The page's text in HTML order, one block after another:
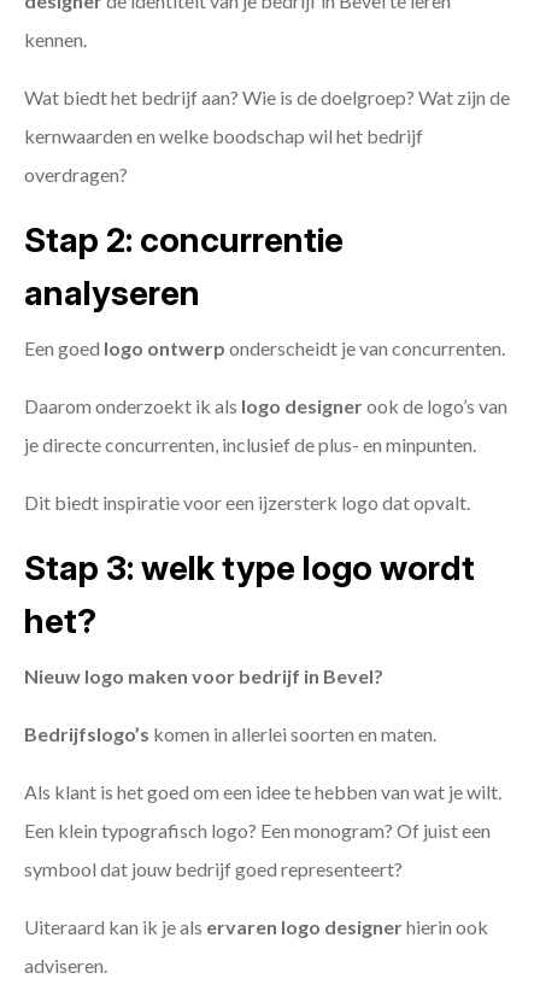
kennen.
Wat biedt het bedrijf aan? Wie is de doelgroep? Wat zijn de
kernwaarden en welke boodschap wil het bedrijf
overdragen?
Stap 2: concurrentie
analyseren
Een goed logo ontwerp onderscheidt je van concurrenten.
Daarom onderzoekt ik als logo designerook de logo’s van
je directe concurrenten, inclusief de plus- en minpunten.
Dit biedt inspiratie voor een ijzersterk logo dat opvalt.
Stap 3: welk type logo wordt
het?
Nieuw logo maken voor bedrijf in Bevel?
Bedrijfslogo’s komen in allerlei soorten en maten.
Als klant is het goed om een idee te hebben van wat je wilt.
Een klein typografisch logo? Een monogram? Of juist een
symbool dat jouw bedrijf goed representeert?
Uiteraard kan ik je als ervaren logo designerhierin ook
adviseren.